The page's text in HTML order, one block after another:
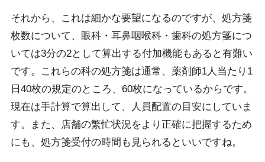
それから、これは細かな要望になるのですが、処方箋
枚数について、眼科・耳鼻咽喉科・歯科の処方箋につ
いては3分の2として算出する付加機能もあると有難い
です。これらの科の処方箋は通常、薬剤師1人当たり1
日40枚の規定のところ、60枚になっているからです。
現在は手計算で算出して、人員配置の目安にしていま
す。また、店舗の繁忙状況をより正確に把握するため
にも、処方箋受付の時間も見られるといいですね。